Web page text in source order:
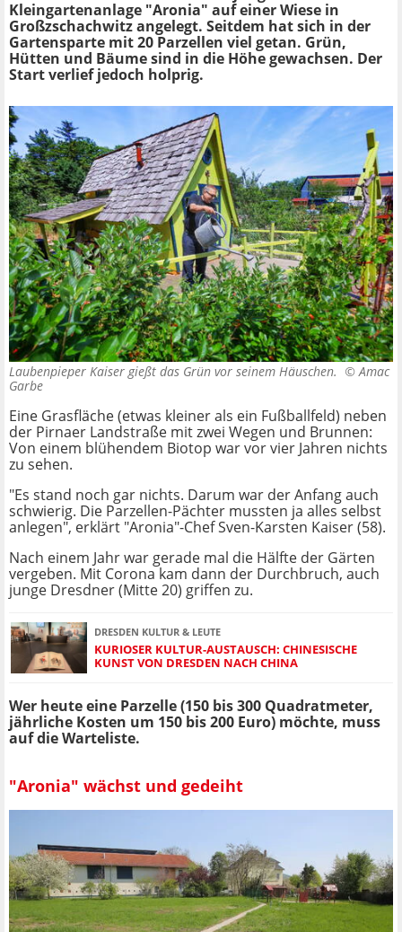
Kleingartenanlage "Aronia" auf einer Wiese in
Großzschachwitz angelegt. Seitdem hat sich in der
Gartensparte mit 20 Parzellen viel getan. Grün,
Hütten und Bäume sind in die Höhe gewachsen. Der
Start verlief jedoch holprig.
Laubenpieper Kaiser gießt das Grün vor seinem Häuschen. ©Amac
Garbe
Eine Grasfläche (etwas kleiner als ein Fußballfeld) neben
der Pirnaer Landstraße mit zwei Wegen und Brunnen:
Von einem blühendem Biotop war vor vier Jahren nichts
zu sehen.
"Es stand noch gar nichts. Darum war der Anfang auch
schwierig. Die Parzellen-Pächter mussten ja alles selbst
anlegen", erklärt "Aronia"-Chef Sven-Karsten Kaiser (58).
Nach einem Jahr war gerade mal die Hälfte der Gärten
vergeben. Mit Corona kam dann der Durchbruch, auch
junge Dresdner (Mitte 20) griffen zu.
DRESDEN KULTUR & LEUTE
KURIOSER KULTUR-AUSTAUSCH: CHINESISCHE
KUNST VON DRESDEN NACH CHINA
Wer heute eine Parzelle (150 bis 300 Quadratmeter,
jährliche Kosten um 150 bis 200 Euro) möchte, muss
auf die Warteliste.
"Aronia" wächst und gedeiht